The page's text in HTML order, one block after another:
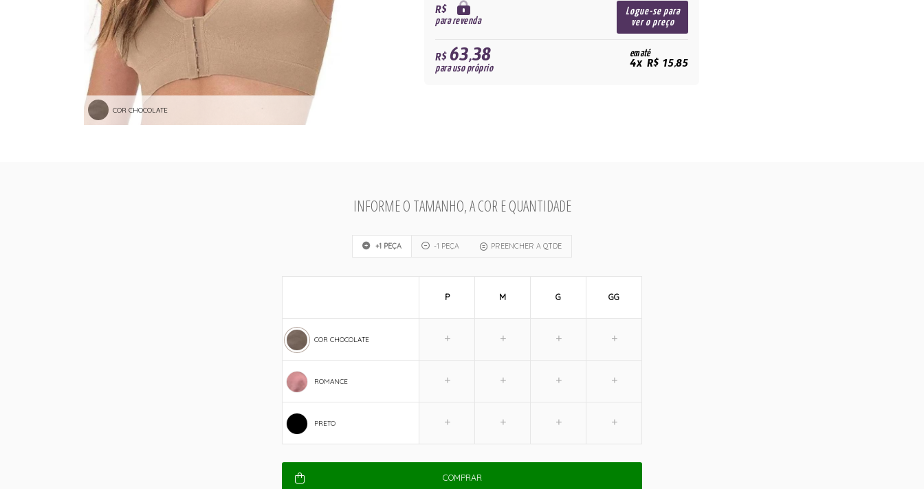
COR CHOCOLATE
R$
para revenda
Logue-se para
ver o preço
R$63,38
para uso próprio
em até
4x R$ 15,85
INFORME O TAMANHO, A COR E QUANTIDADE
+1 PEÇA -1 PEÇA PREENCHER A QTDE
COR CHOCOLATE
ROMANCE
PRETO
P M G GG
COMPRAR